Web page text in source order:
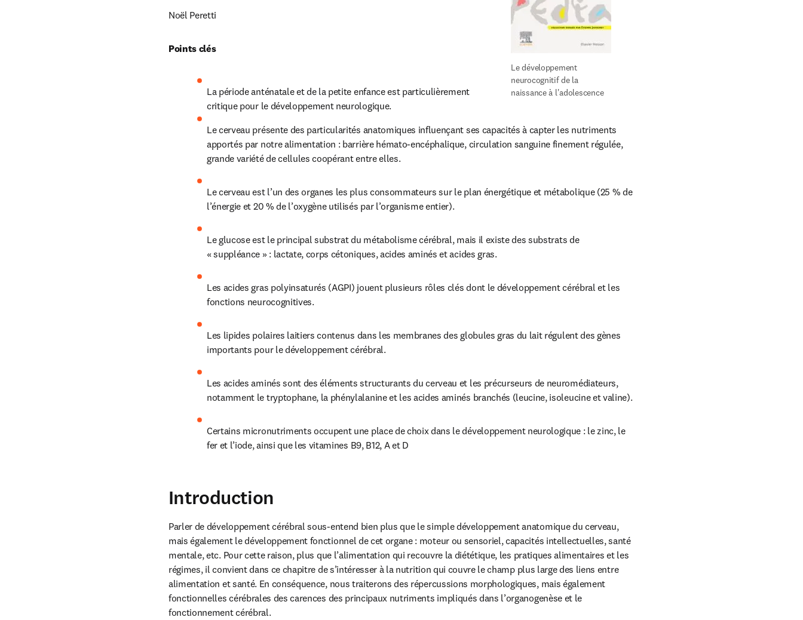
Noël Peretti
Points clés
La période anténatale et de la petite enfance est particulièrement
critique pour le développement neurologique.
Le développement
neurocognitif de la
naissance à l'adolescence
Le cerveau présente des particularités anatomiques influençant ses capacités à capter les nutriments
apportés par notre alimentation : barrière hémato-encéphalique, circulation sanguine finement régulée,
grande variété de cellules coopérant entre elles.
Le cerveau est l’un des organes les plus consommateurs sur le plan énergétique et métabolique (25 % de
l’énergie et 20 % de l’oxygène utilisés par l’organisme entier).
Le glucose est le principal substrat du métabolisme cérébral, mais il existe des substrats de
« suppléance » : lactate, corps cétoniques, acides aminés et acides gras.
Les acides gras polyinsaturés (AGPI) jouent plusieurs rôles clés dont le développement cérébral et les
fonctions neurocognitives.
Les lipides polaires laitiers contenus dans les membranes des globules gras du lait régulent des gènes
importants pour le développement cérébral.
Les acides aminés sont des éléments structurants du cerveau et les précurseurs de neuromédiateurs,
notamment le tryptophane, la phénylalanine et les acides aminés branchés (leucine, isoleucine et valine).
Certains micronutriments occupent une place de choix dans le développement neurologique : le zinc, le
fer et l’iode, ainsi que les vitamines B9, B12, A et D
Introduction
Parler de développement cérébral sous-entend bien plus que le simple développement anatomique du cerveau,
mais également le développement fonctionnel de cet organe : moteur ou sensoriel, capacités intellectuelles, santé
mentale, etc. Pour cette raison, plus que l’alimentation qui recouvre la diététique, les pratiques alimentaires et les
régimes, il convient dans ce chapitre de s’intéresser à la nutrition qui couvre le champ plus large des liens entre
alimentation et santé. En conséquence, nous traiterons des répercussions morphologiques, mais également
fonctionnelles cérébrales des carences des principaux nutriments impliqués dans l’organogenèse et le
fonctionnement cérébral.